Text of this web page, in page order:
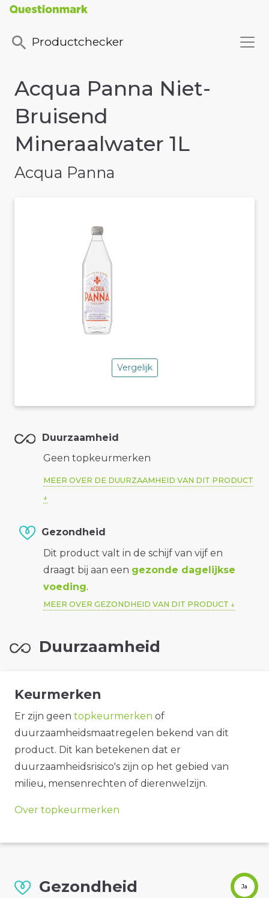
Productchecker
Acqua Panna Niet-
Bruisend
Mineraalwater 1L
Acqua Panna
Vergelijk
Duurzaamheid
Geen topkeurmerken
MEER OVER DE DUURZAAMHEID VAN DIT PRODUCT
Gezondheid
Dit product valt in de schijf van vijf en
draagt bij aan een gezonde dagelijkse
voeding.
MEER OVER GEZONDHEID VAN DIT PRODUCT
Duurzaamheid
Keurmerken
Er zijn geen topkeurmerken of
duurzaamheidsmaatregelen bekend van dit
product. Dit kan betekenen dat er
duurzaamheidsrisico's zijn op het gebied van
milieu, mensenrechten of dierenwelzijn.
Over topkeurmerken
Gezondheid Ja